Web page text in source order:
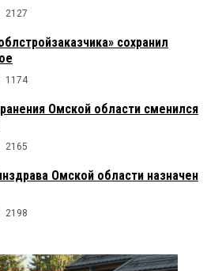
2127
сохранил
1174
Омской области сменился
2165
Омской области назначен
2198